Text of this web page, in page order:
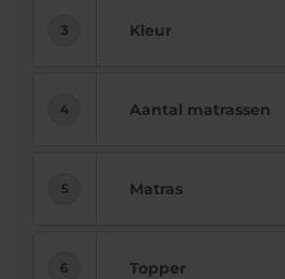
Kleur
Aantal matrassen
Matras
Topper